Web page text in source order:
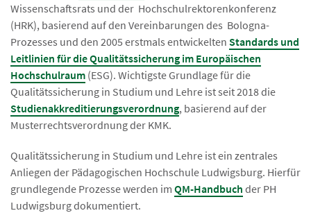
Wissenschaftsrats und der Hochschulrektorenkonferenz
(HRK), basierend auf den Vereinbarungen des Bologna-
Prozesses und den 2005 erstmals entwickelten Standards und
Leitlinien für die Qualitätssicherung im Europäischen
Hochschulraum (ESG). Wichtigste Grundlage für die
Qualitätssicherung in Studium und Lehre ist seit 2018 die
Studienakkreditierungsverordnung, basierend auf der
Musterrechtsverordnung der KMK.
Qualitätssicherung in Studium und Lehre ist ein zentrales
Anliegen der Pädagogischen Hochschule Ludwigsburg. Hierfür
grundlegende Prozesse werden im QM-Handbuch der PH
Ludwigsburg dokumentiert.